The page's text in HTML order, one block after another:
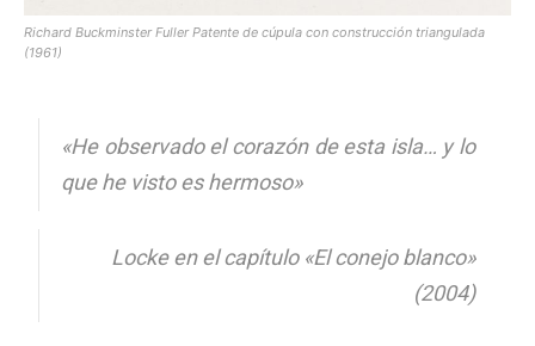
Richard Buckminster Fuller Patente de cúpula con construcción triangulada
(1961)
«He observado el corazón de esta isla… y lo
que he visto es hermoso»
Locke en el capítulo «El conejo blanco»
(2004)